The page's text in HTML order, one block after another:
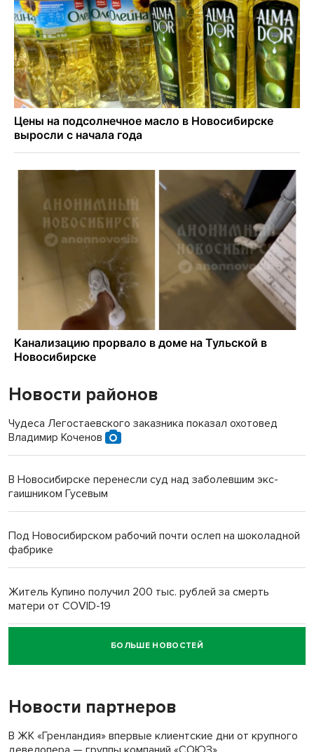
Новости районов
Чудеса Легостаевского заказника показал охотовед
Владимир Коченов
В Новосибирске перенесли суд над заболевшим экс-
гаишником Гусевым
Под Новосибирском рабочий почти ослеп на шоколадной
фабрике
Житель Купино получил 200 тыс. рублей за смерть
матери от COVID-19
Новосибирский суд наказал водителя за смерть
пенсионерки на вокзале
БОЛЬШЕ НОВОСТЕЙ
Новости партнеров
В ЖК «Гренландия» впервые клиентские дни от крупного